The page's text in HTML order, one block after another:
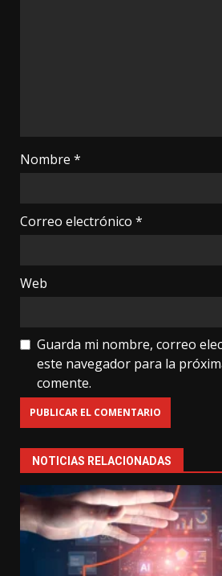
Nombre *
Correo electrónico *
Web
Guarda mi nombre, correo
este navegador para la
comente.
NOTICIAS RELACIONADAS